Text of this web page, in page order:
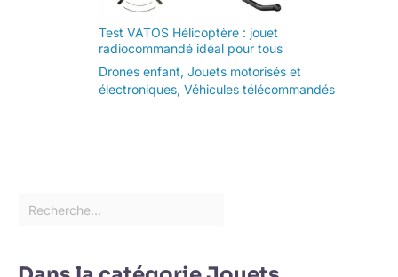
Test VATOS Hélicoptère : jouet
radiocommandé idéal pour tous
Drones enfant, Jouets motorisés et
électroniques, Véhicules télécommandés